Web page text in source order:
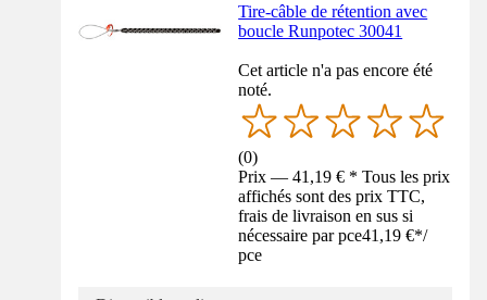
Tire-câble de rétention avec
boucle Runpotec 30041
Cet article n'a pas encore été
noté.
(0)
Prix — 41,19 € * Tous les prix
affichés sont des prix TTC,
frais de livraison en sus si
nécessaire par pce41,19 €*/
pce